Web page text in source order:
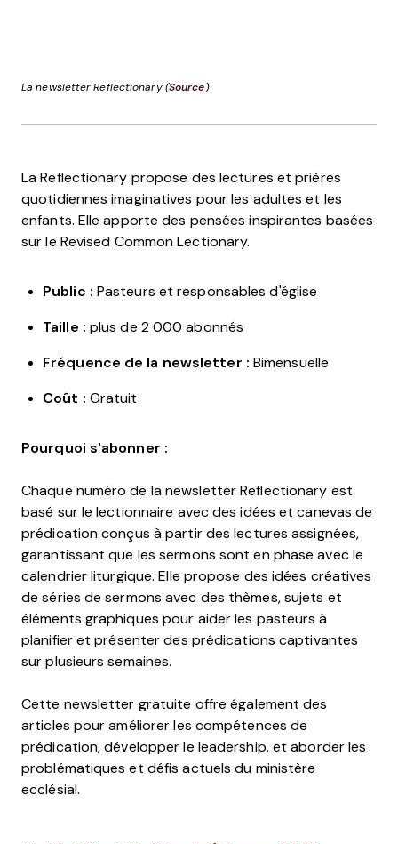
La newsletter Reflectionary (Source)
La Reflectionary propose des lectures et prières
quotidiennes imaginatives pour les adultes et les
enfants. Elle apporte des pensées inspirantes basées
sur le Revised Common Lectionary.
Public : Pasteurs et responsables d'église
Taille : plus de 2 000 abonnés
Fréquence de la newsletter : Bimensuelle
Coût : Gratuit
Pourquoi s'abonner :
Chaque numéro de la newsletter Reflectionary est
basé sur le lectionnaire avec des idées et canevas de
prédication conçus à partir des lectures assignées,
garantissant que les sermons sont en phase avec le
calendrier liturgique. Elle propose des idées créatives
de séries de sermons avec des thèmes, sujets et
éléments graphiques pour aider les pasteurs à
planifier et présenter des prédications captivantes
sur plusieurs semaines.
Cette newsletter gratuite offre également des
articles pour améliorer les compétences de
prédication, développer le leadership, et aborder les
problématiques et défis actuels du ministère
ecclésial.